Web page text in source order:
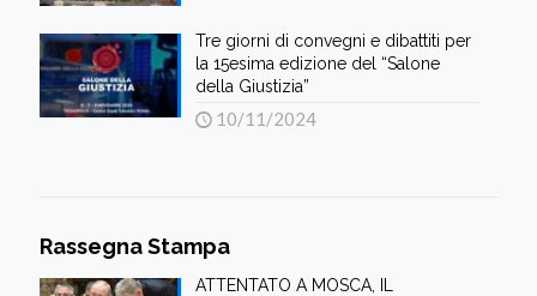
Tre giorni di convegni e dibattiti per
la 15esima edizione del “Salone
della Giustizia”
10/11/2024
Rassegna Stampa
ATTENTATO A MOSCA, IL